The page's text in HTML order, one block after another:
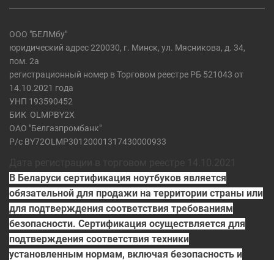
ООО "БЕЛМбу"
юридический адрес 220030, г. Минск, ул. Мясникова, д. 34,
пом. 2а
регистрационный номер в Торговом реестре РБ 521043 от
14.10.2021 года
УНП 193590452
БИК OLMPBY2X
ОАО "Белгазпромбанк"
Р/с BY72OLMP30120001317430000933
В Беларуси сертификация ноутбуков является
обязательной для продажи на территории страны или
для подтверждения соответствия требованиям
безопасности. Сертификация осуществляется для
подтверждения соответствия техники
установленным нормам, включая безопасность и